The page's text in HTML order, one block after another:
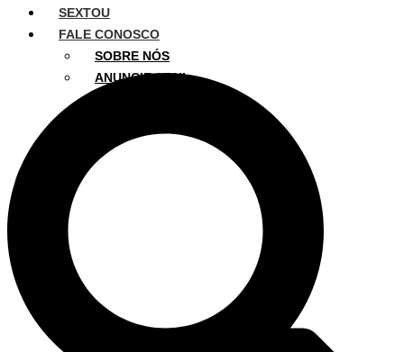
SEXTOU
FALE CONOSCO
SOBRE NÓS
ANUNCIE AQUI